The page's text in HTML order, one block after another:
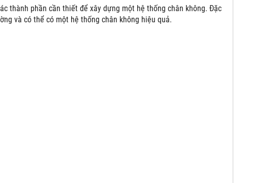
thành phần cần thiết để xây dựng một hệ thống chân không. Đặc
và có thể có một hệ thống chân không hiệu quả.